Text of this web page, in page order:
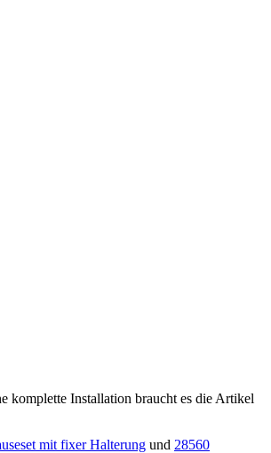
komplette Installation braucht es die Artikel
mit fixer Halterung und 28560